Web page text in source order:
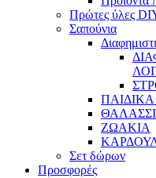
Πρώτες ύλες
Σαπούνια
ΖΩΑΚΙΑ
Σετ δώρων
Προσφορές